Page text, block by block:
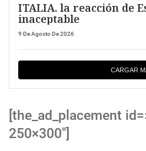
ITALIA. la reacción de
inaceptable
9 De Agosto De 2026
CARGAR
[the_ad_placement
250×300″]